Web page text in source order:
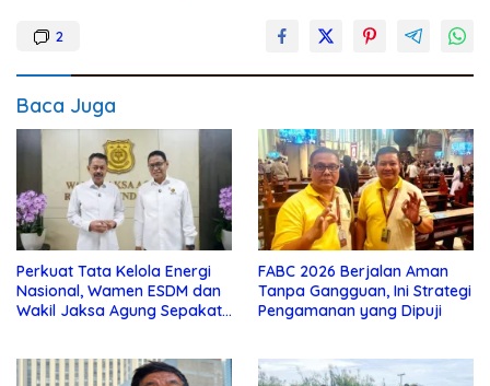
2
Baca Juga
Perkuat Tata Kelola Energi
Nasional, Wamen ESDM dan
Wakil Jaksa Agung Sepakat
FABC 2026 Berjalan Aman
Tanpa Gangguan, Ini Strategi
Pengamanan yang Dipuji